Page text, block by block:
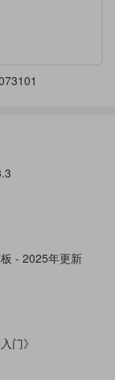
- 2025年更新
门》